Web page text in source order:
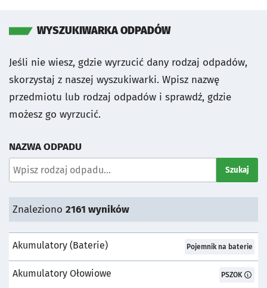
WYSZUKIWARKA ODPADÓW
Jeśli nie wiesz, gdzie wyrzucić dany rodzaj odpadów,
skorzystaj z naszej wyszukiwarki. Wpisz nazwę
przedmiotu lub rodzaj odpadów i sprawdź, gdzie
możesz go wyrzucić.
NAZWA ODPADU
Wyszukaj odpad:
Szukaj
Znaleziono 2161 wyników
Akumulatory (baterie) Pojemnik:
Pojemnik na baterie
Akumulatory Ołowiowe Pojemnik:
PSZOK